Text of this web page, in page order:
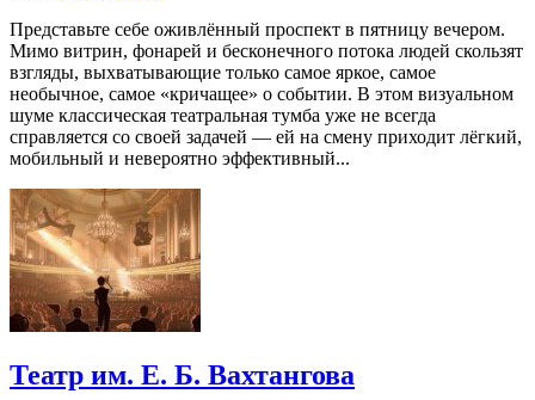
Представьте себе оживлённый проспект в пятницу вечером.
Мимо витрин, фонарей и бесконечного потока людей скользят
взгляды, выхватывающие только самое яркое, самое
необычное, самое «кричащее» о событии. В этом визуальном
шуме классическая театральная тумба уже не всегда
справляется со своей задачей — ей на смену приходит лёгкий,
мобильный и невероятно эффективный...
Театр им. Е. Б. Вахтангова